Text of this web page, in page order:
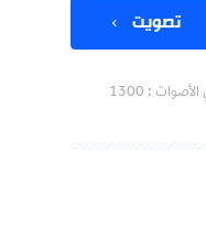
تصويت
الأصوات : 1300